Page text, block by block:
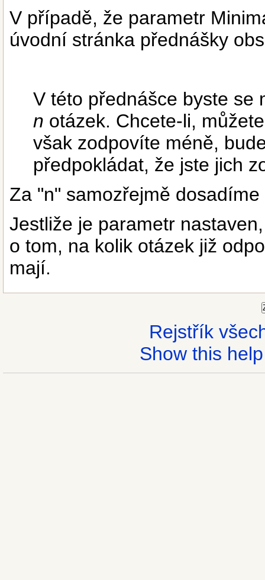
V případě, že parametr
úvodní stránka přednášky
V této přednášce byste se
n otázek. Chcete-li,
však zodpovíte méně,
předpokládat, že jste jich
Za "n" samozřejmě
Jestliže je parametr
o tom, na kolik otázek již
mají.
Rejstřík
Show this